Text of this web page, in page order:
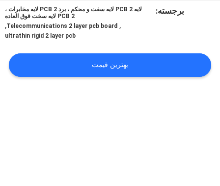
اخبار
برجسته:
لایه PCB 2 لایه سفت و محکم ، برد PCB 2 لایه مخابرات ،
PCB 2 لایه سخت فوق العاده
,
Telecommunications 2 layer pcb board
,
ultrathin rigid 2 layer pcb
بهترین قیمت